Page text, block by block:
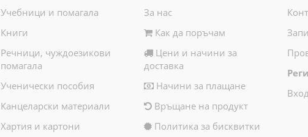
Учебници и помагала
Книги
Речници, чуждоезикови
помагала
Ученически пособия
Канцеларски материали
Хартия и картони
За нас
Как да поръчам
Цени и начини за
доставка
Начини за плащане
Връщане на продукт
Политика за бисквитки
Вход